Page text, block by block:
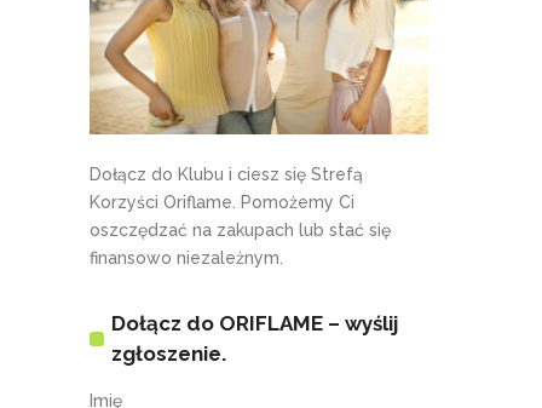
Dołącz do Klubu i ciesz się Strefą
Korzyści Oriflame. Pomożemy Ci
oszczędzać na zakupach lub stać się
finansowo niezależnym.
Dołącz do ORIFLAME – wyślij
zgłoszenie.
Imię